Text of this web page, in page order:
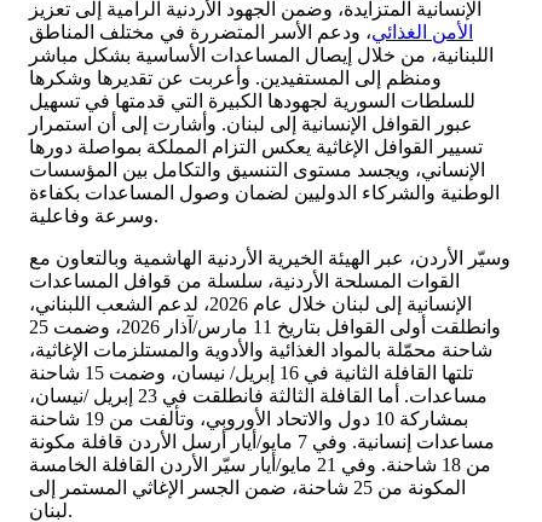
الإنسانية المتزايدة، وضمن الجهود الأردنية الرامية إلى تعزيز
الأمن الغذائي، ودعم الأسر المتضررة في مختلف المناطق
اللبنانية، من خلال إيصال المساعدات الأساسية بشكل مباشر
ومنظم إلى المستفيدين. وأعربت عن تقديرها وشكرها
للسلطات السورية لجهودها الكبيرة التي قدمتها في تسهيل
عبور القوافل الإنسانية إلى لبنان. وأشارت إلى أن استمرار
تسيير القوافل الإغاثية يعكس التزام المملكة بمواصلة دورها
الإنساني، ويجسد مستوى التنسيق والتكامل بين المؤسسات
الوطنية والشركاء الدوليين لضمان وصول المساعدات بكفاءة
وسرعة وفاعلية.
وسيّر الأردن، عبر الهيئة الخيرية الأردنية الهاشمية وبالتعاون مع
القوات المسلحة الأردنية، سلسلة من قوافل المساعدات
الإنسانية إلى لبنان خلال عام 2026، لدعم الشعب اللبناني،
وانطلقت أولى القوافل بتاريخ 11 مارس/آذار 2026، وضمت 25
شاحنة محمّلة بالمواد الغذائية والأدوية والمستلزمات الإغاثية،
تلتها القافلة الثانية في 16 إبريل/ نيسان، وضمت 15 شاحنة
مساعدات. أما القافلة الثالثة فانطلقت في 23 إبريل /نيسان،
بمشاركة 10 دول والاتحاد الأوروبي، وتألفت من 19 شاحنة
مساعدات إنسانية. وفي 7 مايو/أيار أرسل الأردن قافلة مكونة
من 18 شاحنة. وفي 21 مايو/أيار سيّر الأردن القافلة الخامسة
المكونة من 25 شاحنة، ضمن الجسر الإغاثي المستمر إلى
لبنان.